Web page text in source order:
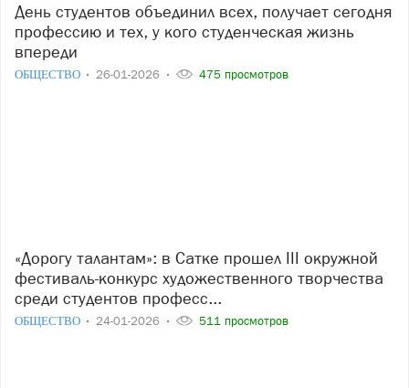
День студентов объединил всех, получает сегодня
профессию и тех, у кого студенческая жизнь
впереди
ОБЩЕСТВО 26-01-2026 475 просмотров
«Дорогу талантам»: в Сатке прошел III окружной
фестиваль-конкурс художественного творчества
среди студентов професс...
ОБЩЕСТВО 24-01-2026 511 просмотров